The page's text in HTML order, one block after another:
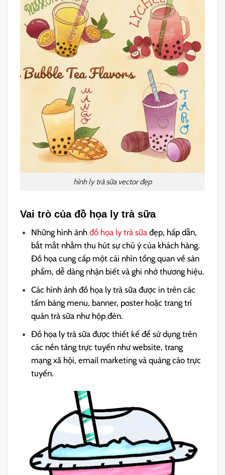
hình ly trà sữa vector đẹp
Vai trò của đồ họa ly trà sữa
Những hình ảnhđồ họa ly trà sữa đẹp, hấp dẫn,
bắt mắt nhằm thu hút sự chú ý của khách hàng.
Đồ họa cung cấp một cái nhìn tổng quan về sản
phẩm, dễ dàng nhận biết và ghi nhớ thương hiệu.
Các hình ảnh đồ họa ly trà sữa được in trên các
tấm bảng menu, banner, poster hoặc trang trí
quán trà sữa như hộp đèn.
Đồ họa ly trà sữa được thiết kế để sử dụng trên
các nền tảng trực tuyến như website, trang
mạng xã hội, email marketing và quảng cáo trực
tuyến.